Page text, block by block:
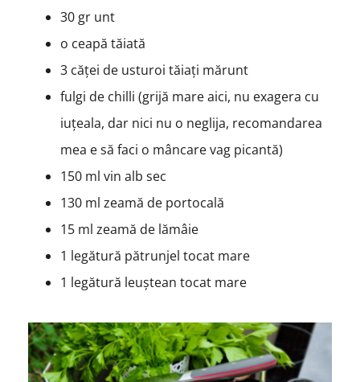
30 gr unt
o ceapă tăiată
3 căței de usturoi tăiați mărunt
fulgi de chilli (grijă mare aici, nu exagera cu
iuțeala, dar nici nu o neglija, recomandarea
mea e să faci o mâncare vag picantă)
150 ml vin alb sec
130 ml zeamă de portocală
15 ml zeamă de lămâie
1 legătură pătrunjel tocat mare
1 legătură leuștean tocat mare